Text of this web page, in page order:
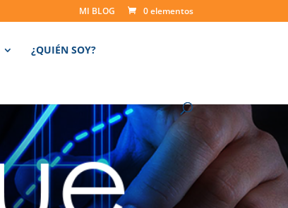
MI BLOG 0 elementos
¿QUIÉN SOY?